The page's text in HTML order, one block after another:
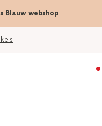
Blauw webshop